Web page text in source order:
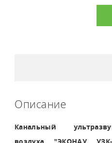
Описание
Канальный
воздуха "ЭКОНАУ УЗК-